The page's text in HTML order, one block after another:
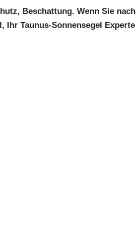
Beschattung. Wenn Sie
Taunus-Sonnensegel